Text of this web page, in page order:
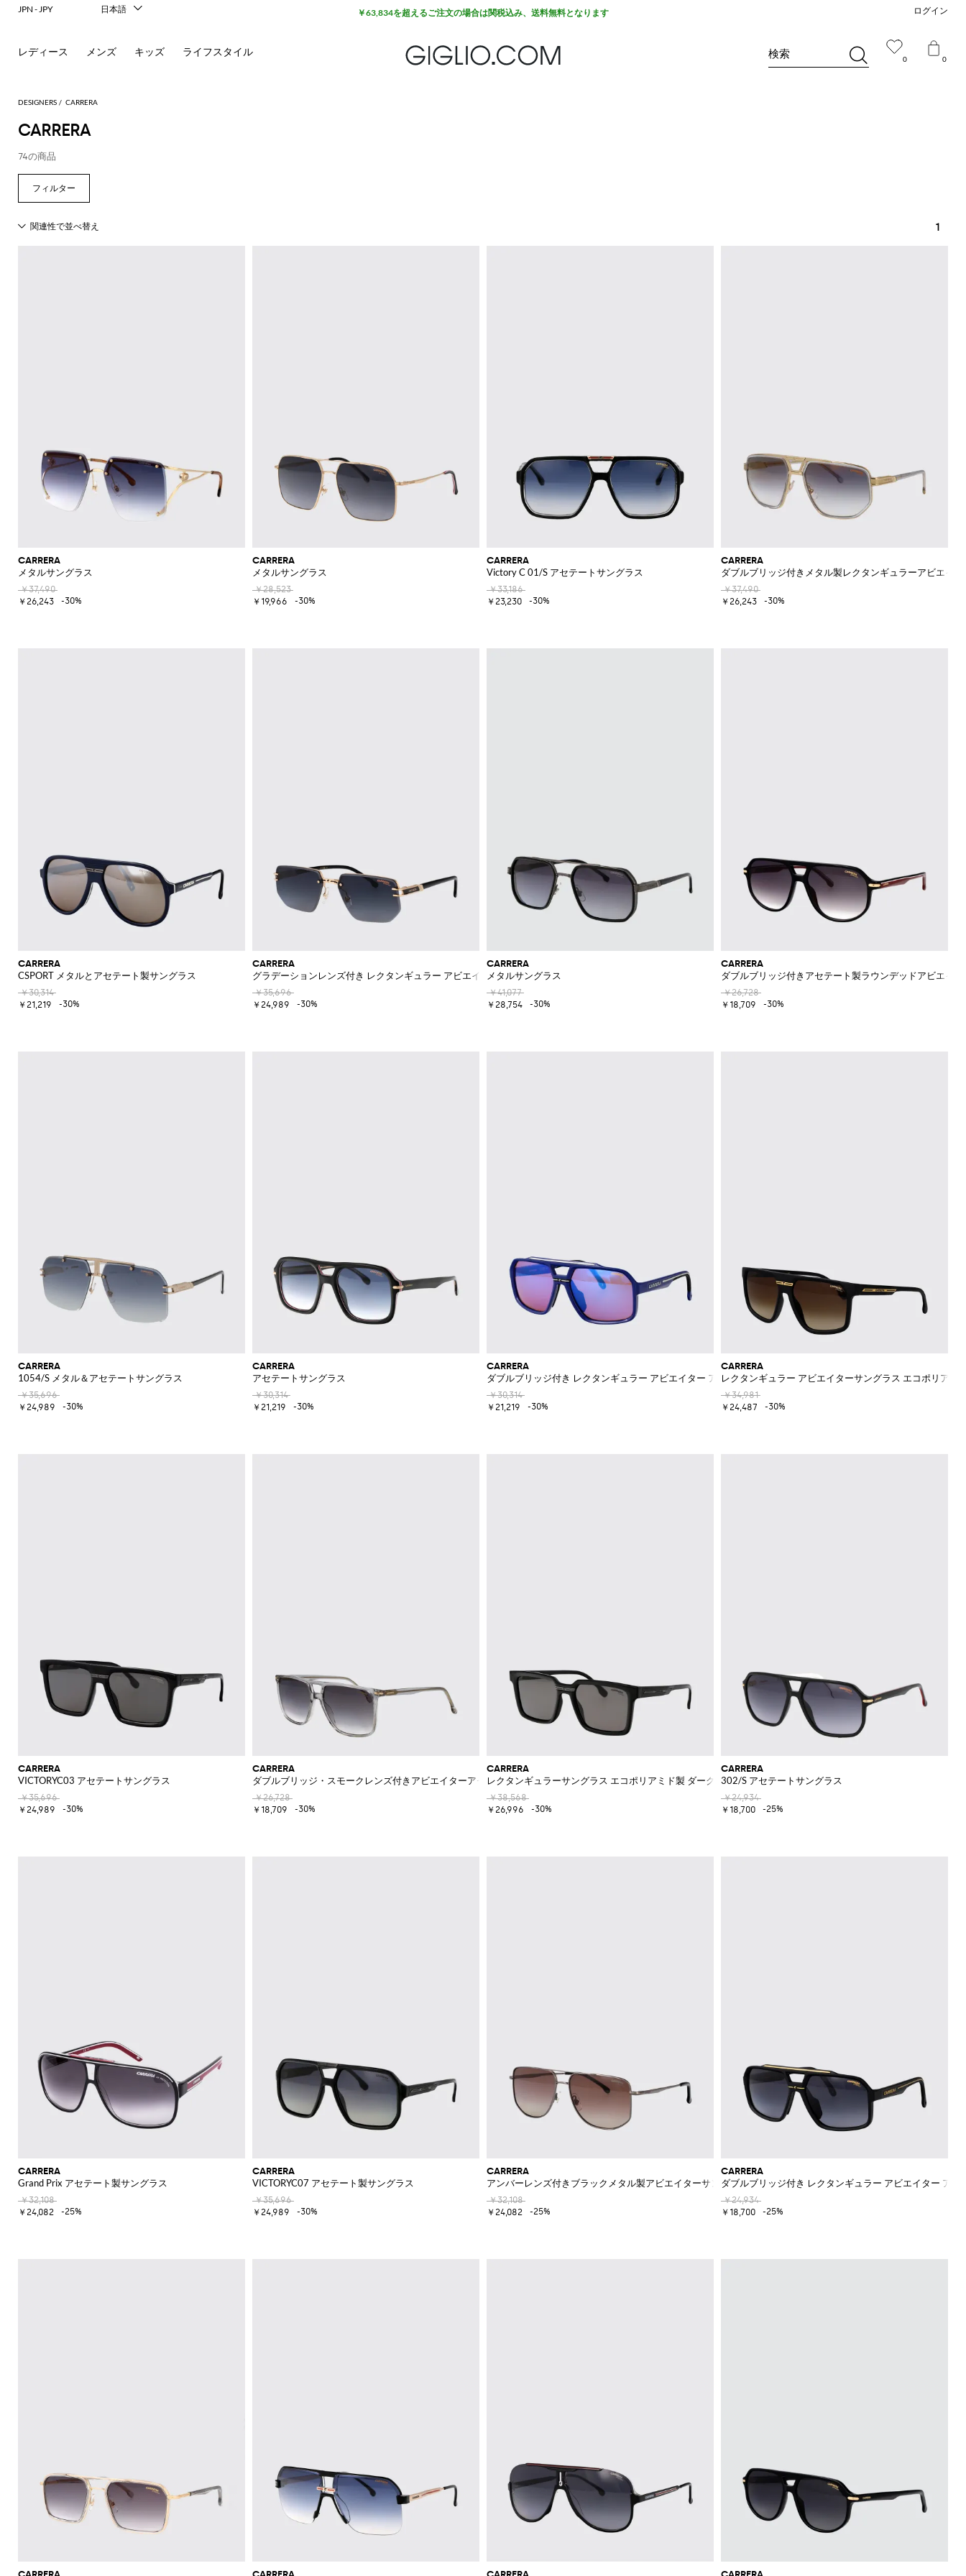
DESIGNERS CARRERA
CARRERA
74の商品
1
CARRERA
メタルサングラス
￥37,490
￥26,243
-30%
CARRERA
メタルサングラス
￥28,523
￥19,966
-30%
CARRERA
Victory C 01/S アセテートサングラス
￥33,186
￥23,230
-30%
CARRERA
ダブルブリッジ付きメタル製レクタンギュラーアビエイ
￥37,490
￥26,243
-30%
CARRERA
CSPORT メタルとアセテート製サングラス
￥30,314
￥21,219
-30%
CARRERA
グラデーションレンズ付き レクタンギュラー アビエイター メタルサングラス
￥35,696
￥24,989
-30%
CARRERA
メタルサングラス
￥41,077
￥28,754
-30%
CARRERA
ダブルブリッジ付きアセテート製ラウンデッドアビエイ
￥26,728
￥18,709
-30%
CARRERA
1054/S メタル＆アセテートサングラス
￥35,696
￥24,989
-30%
CARRERA
アセテートサングラス
￥30,314
￥21,219
-30%
CARRERA
ダブルブリッジ付き レクタンギュラー アビエイター アセテートサングラス
￥30,314
￥21,219
-30%
CARRERA
レクタンギュラー アビエイターサングラス エコポリアミ
￥34,981
￥24,487
-30%
CARRERA
VICTORYC03 アセテートサングラス
￥35,696
￥24,989
-30%
CARRERA
ダブルブリッジ・スモークレンズ付きアビエイターアセテートサングラス
￥26,728
￥18,709
-30%
CARRERA
レクタンギュラーサングラス エコポリアミド製 ダークUVA/UVBレンズ付き
￥38,568
￥26,996
-30%
CARRERA
302/S アセテートサングラス
￥24,934
￥18,700
-25%
CARRERA
Grand Prix アセテート製サングラス
￥32,108
￥24,082
-25%
CARRERA
VICTORYC07 アセテート製サングラス
￥35,696
￥24,989
-30%
CARRERA
アンバーレンズ付きブラックメタル製アビエイターサングラス
￥32,108
￥24,082
-25%
CARRERA
ダブルブリッジ付き レクタンギュラー アビエイター アセ
￥24,934
￥18,700
-25%
0 0
検索
ログイン
レディース メンズ キッズ ライフスタイル
JPN - JPY
日本語
Français